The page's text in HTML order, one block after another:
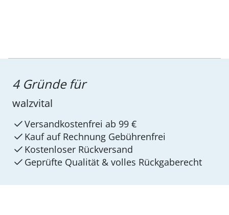
4 Gründe für
walzvital
Versandkostenfrei ab 99 €
Kauf auf Rechnung Gebührenfrei
Kostenloser Rückversand
Geprüfte Qualität & volles Rückgaberecht